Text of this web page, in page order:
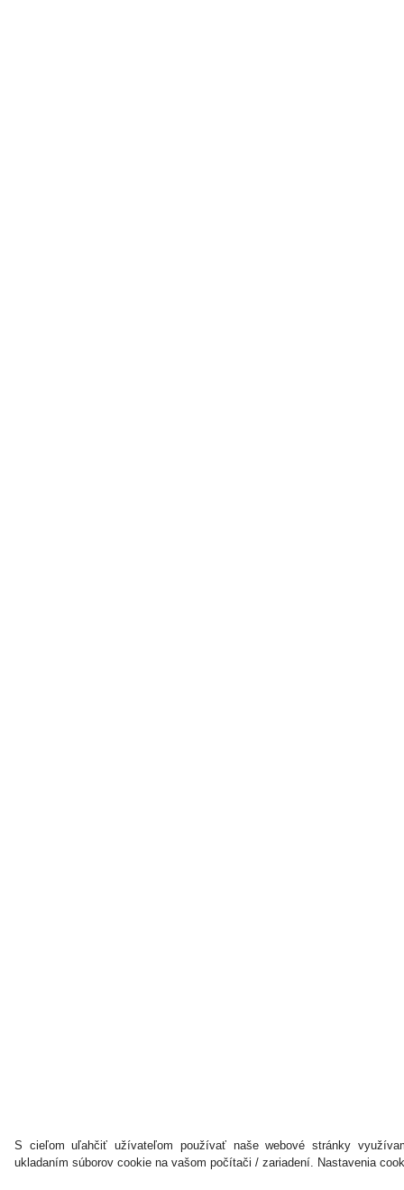
S cieľom uľahčiť užívateľom používať naše webové stránky
ukladaním súborov cookie na vašom počítači / zariadení. Nastavenia